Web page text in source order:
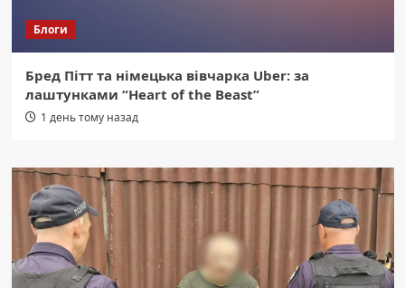
Блоги
Бред Пітт та німецька вівчарка Uber: за
лаштунками “Heart of the Beast”
1 день тому назад